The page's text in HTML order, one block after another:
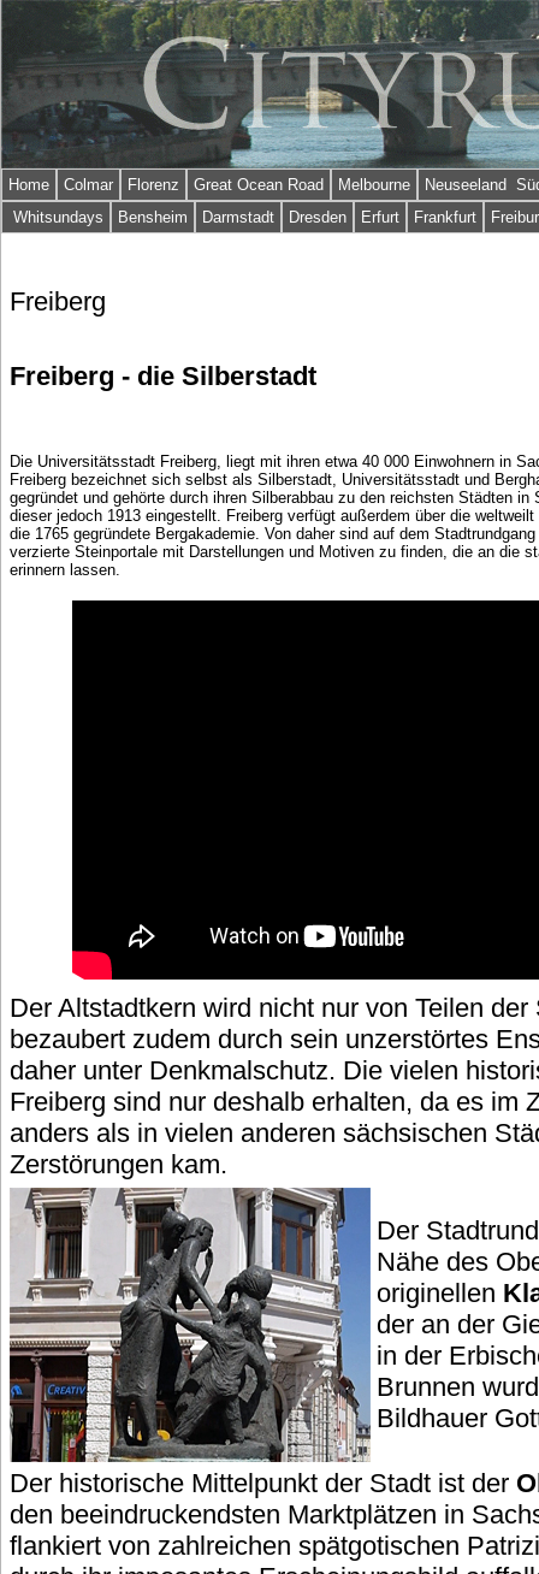
Home Colmar Florenz Great Ocean Road Melbourne
Neuseeland
Whitsundays
Bensheim Darmstadt Dresden Erfurt Frankfurt
Freiberg
Freiberg - die Silberstadt
Die Universitätsstadt Freiberg, liegt mit ihren etwa 40 000 Einwohnern in
Freiberg bezeichnet sich selbst als Silberstadt, Universitätsstadt und
gegründet und gehörte durch ihren Silberabbau zu den reichsten Städten
dieser jedoch 1913 eingestellt. Freiberg verfügt außerdem über die
die 1765 gegründete Bergakademie. Von daher sind auf dem
verzierte Steinportale mit Darstellungen und Motiven zu finden, die an die
erinnern lassen.
Der Altstadtkern wird nicht nur von Teilen
bezaubert zudem durch sein unzerstörtes
daher unter Denkmalschutz. Die vielen
Freiberg sind nur deshalb erhalten, da es im
anders als in vielen anderen sächsischen
Zerstörungen kam.
Der
Nähe des
originellen
der an der
in der
Brunnen
Bildhauer
Der historische Mittelpunkt der Stadt ist der
den beeindruckendsten Marktplätzen in
flankiert von zahlreichen spätgotischen